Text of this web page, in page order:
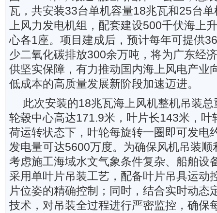
瓦，共安装33台单机容量18兆瓦和25台
上风力发电机组，配套建设500千伏海上
心各1座。项目建成后，预计每年可提供
少二氧化碳排放300余万吨，将为广东经
供坚实保障，有力推动国内海上风电产业
低成本的高质量发展新阶段加速迈进。
此次安装的18兆瓦海上风机整机吊装
轮毂中心高达171.9米，叶片长143米，叶
荷运转状态下，叶轮每旋转一圈即可发电
发电量可达5600万度。为确保风机吊装
考虑施工海域水文气象条件复杂、船舶设
采用单叶片吊装工艺，配备叶片吊具运动
片位姿的精确控制；同时，结合实时动态
技术，对吊装全过程进行严密监控，确保